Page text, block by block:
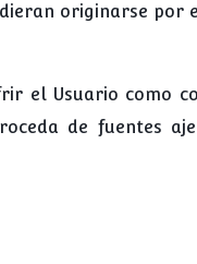
originarse por
el Usuario como
de fuentes